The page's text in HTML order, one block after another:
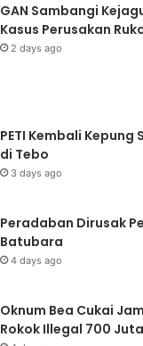
GAN Sambangi
Kasus Perusakan
2 days ago
PETI Kembali
di Tebo
3 days ago
Peradaban Dirusak
Batubara
4 days ago
Oknum Bea Cukai
Rokok Illegal 700 Juta